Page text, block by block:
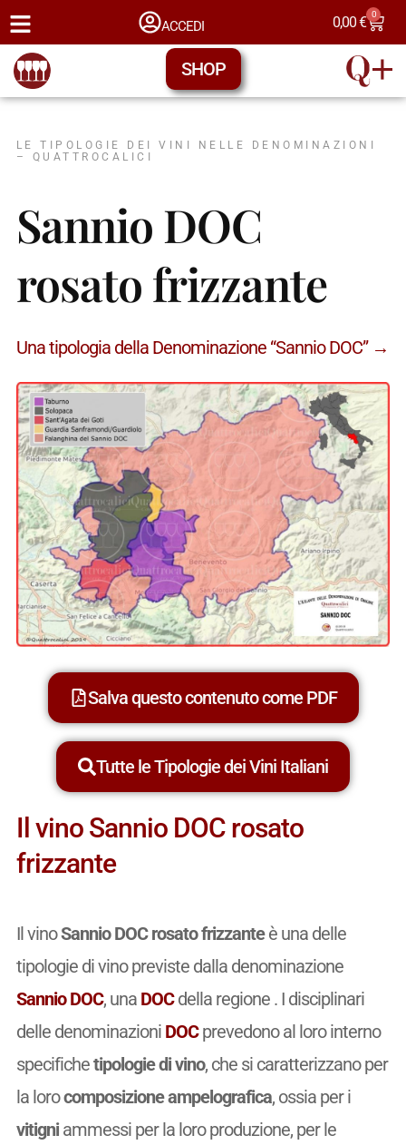
ACCEDI 0,00€ 0
SHOP
LE TIPOLOGIE DEI VINI NELLE DENOMINAZIONI
– QUATTROCALICI
Sannio DOC
rosato frizzante
Una tipologia della Denominazione “Sannio DOC” →
Salva questo contenuto come PDF
Tutte le Tipologie dei Vini Italiani
Il vino Sannio DOC rosato
frizzante
Il vinoSannio DOC rosato frizzanteè una delle
tipologie di vino previste dalla denominazione
Sannio DOC, una DOCdella regione . I disciplinari
delle denominazioni DOCprevedono al loro interno
specifichetipologie di vino, che si caratterizzano per
la lorocomposizione ampelografica, ossia per i
vitigniammessi per la loro produzione, per le